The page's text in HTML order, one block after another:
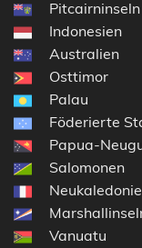
Pitcairninseln
Indonesien
Australien
Osttimor
Palau
Föderierte
Papua-
Salomonen
Vanuatu